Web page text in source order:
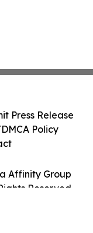
Affinity Group
Reserved.
Press Release
Policy